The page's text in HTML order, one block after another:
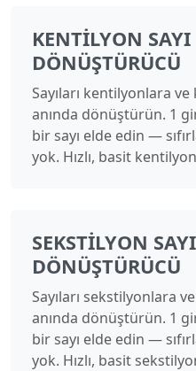
KENTILYON SAYI
DÖNÜŞTÜRÜCÜ
Sayıları kentilyonlara
anında dönüştürün. 1
bir sayı elde edin —
yok. Hızlı, basit
SEKSTILYON SAYI
DÖNÜŞTÜRÜCÜ
Sayıları sekstilyonlara
anında dönüştürün. 1
bir sayı elde edin —
yok. Hızlı, basit